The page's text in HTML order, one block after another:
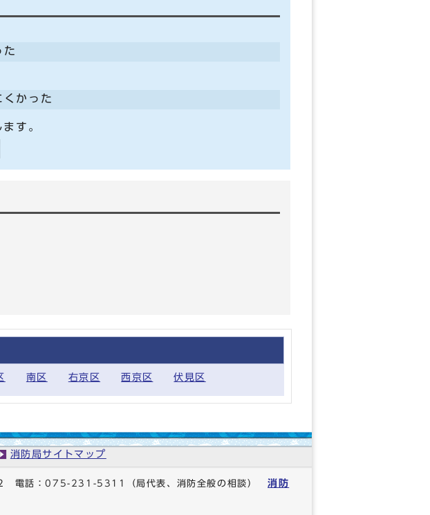
た
くかった
す。
南区 右京区 西京区 伏見区
消防局サイトマップ
2 電話：075-231-5311 （局代表、消防全般の相談）消防